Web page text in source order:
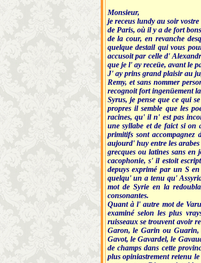
Monsieur,
je receus lundy au soir
de Paris, où il y a de fort
de la cour, en revanche
quelque destail qui vous
accusoit par celle d'
que je l' ay receüe, avant le
J' ay prins grand plaisir au
Remy, et sans nommer
recognoit fort ingenüement
Syrus, je pense que ce qui
propres il semble que les
racines, qu' il n' est pas
une syllabe et de faict si on
primitifs sont accompagnez
aujourd' huy entre les
grecques ou latines sans en
cacophonie, s' il estoit
depuys exprimé par un S
quelqu' un a tenu qu'
mot de Syrie en la
consonantes.
Quant à l' autre mot de
examiné selon les plus
ruisseaux se trouvent avoir
Garon, le Garin ou Guarin,
Gavot, le Gavardel, le
de champs dans cette
plus opiniastrement retenu